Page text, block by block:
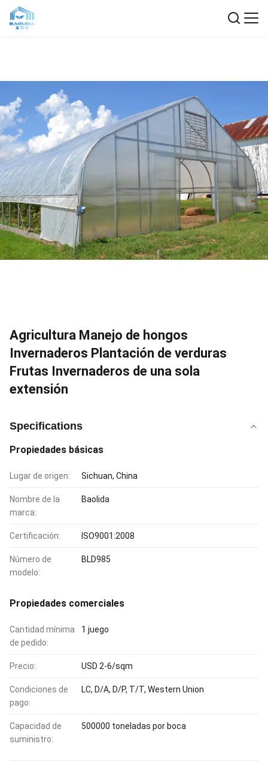
Agricultura Manejo de hongos
Invernaderos Plantación de verduras
Frutas Invernaderos de una sola
extensión
Specifications
Propiedades básicas
Lugar de origen: Sichuan, China
Nombre de la
marca:
Baolida
Certificación: ISO9001:2008
Número de
modelo:
BLD985
Propiedades comerciales
Cantidad mínima
de pedido:
1 juego
Precio: USD 2-6/sqm
Condiciones de
pago:
LC, D/A, D/P, T/T, Western Union
Capacidad de
suministro:
500000 toneladas por boca